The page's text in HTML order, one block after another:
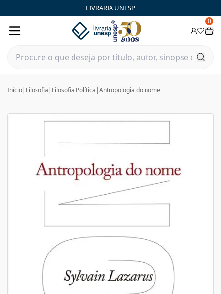
LIVRARIA UNESP
0
Início| Filosofia | Filosofia Política |Antropologia do nome